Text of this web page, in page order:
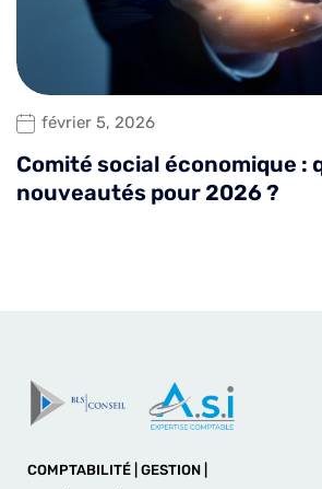
février 5, 2026
Comité social économique :
nouveautés pour 2026 ?
COMPTABILITÉ | GESTION |